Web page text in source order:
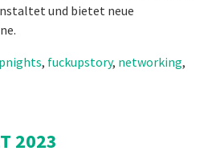
und bietet neue
, fuckupstory, networking,
2023